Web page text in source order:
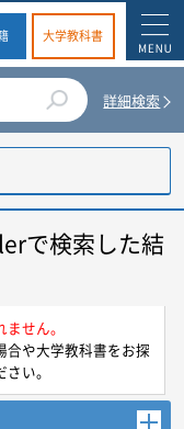
大学教科書
詳細検索
で検索した結
せん。
合や大学教科書をお探
い。